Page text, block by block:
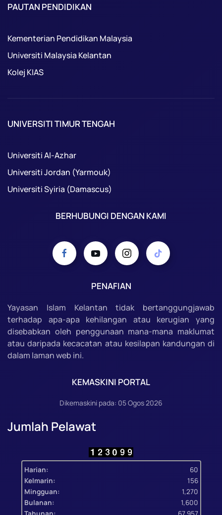
PAUTAN PENDIDIKAN
Kementerian Pendidikan Malaysia
Universiti Malaysia Kelantan
Kolej KIAS
UNIVERSITI TIMUR TENGAH
Universiti Al-Azhar
Universiti Jordan (Yarmouk)
Universiti Syiria (Damascus)
BERHUBUNGI DENGAN KAMI
PENAFIAN
Yayasan Islam Kelantan tidak bertanggungjawab
terhadap apa-apa kehilangan atau kerugian yang
disebabkan oleh penggunaan mana-mana maklumat
atau daripada kecacatan atau kesilapan kandungan di
dalam laman web ini.
KEMASKINI PORTAL
Dikemaskini pada: 05 Ogos 2026
Jumlah Pelawat
Harian:
60
Kelmarin:
156
Mingguan:
1,270
Bulanan:
1,600